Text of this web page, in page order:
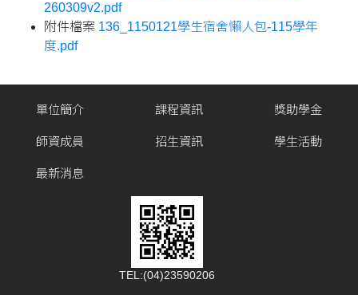
260309v2.pdf
附件檔案 136_1150121學生宿舍懶人包-115學年
度.pdf
單位簡介
師資成員
最新消息
課程資訊
招生資訊
獎助學金
學生活動
TEL:(04)23590206